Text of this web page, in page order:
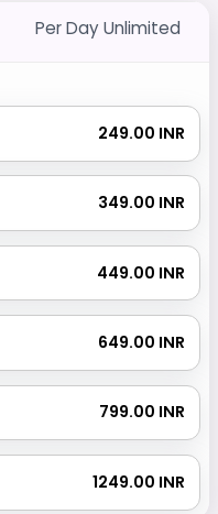
Per Day Unlimited
₹ 249.00 INR
₹ 349.00 INR
₹ 449.00 INR
₹ 649.00 INR
₹ 799.00 INR
₹ 1249.00 INR